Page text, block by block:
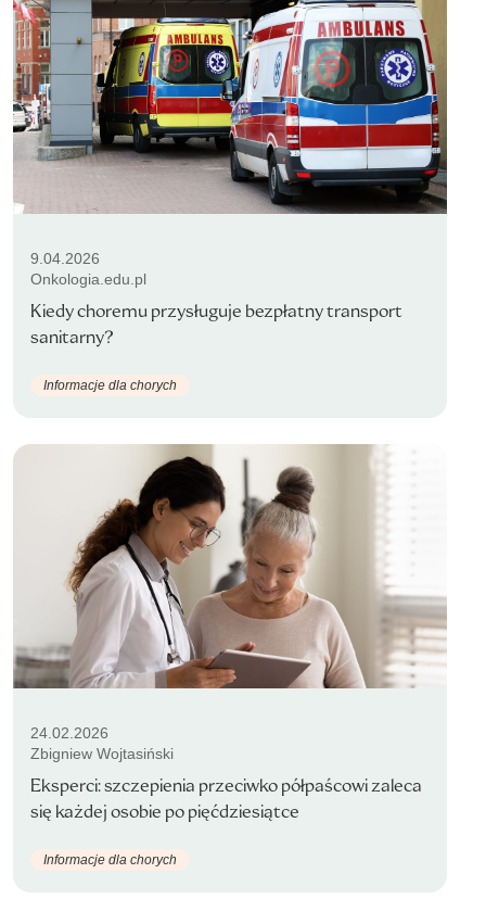
9.04.2026
Onkologia.edu.pl
Kiedy choremu przysługuje bezpłatny transport
sanitarny?
Informacje dla chorych
24.02.2026
Zbigniew Wojtasiński
Eksperci: szczepienia przeciwko półpaścowi zaleca
się każdej osobie po pięćdziesiątce
Informacje dla chorych